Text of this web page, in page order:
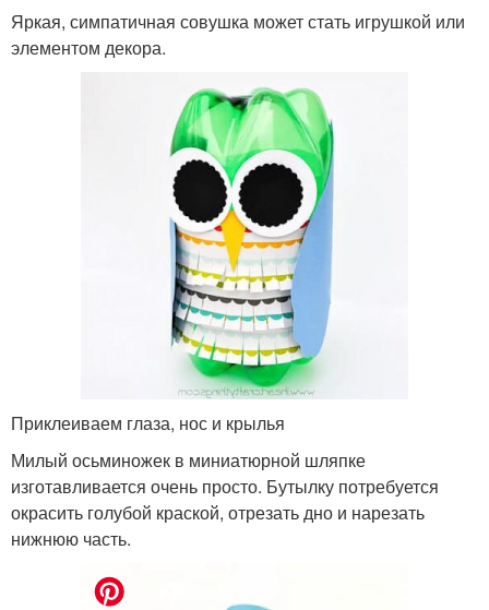
Яркая, симпатичная совушка может стать игрушкой или
элементом декора.
Приклеиваем глаза, нос и крылья
Милый осьминожек в миниатюрной шляпке
изготавливается очень просто. Бутылку потребуется
окрасить голубой краской, отрезать дно и нарезать
нижнюю часть.